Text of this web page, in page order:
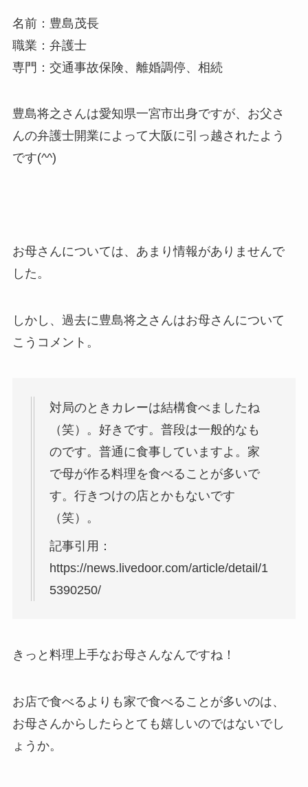
名前：豊島茂長
職業：弁護士
専門：交通事故保険、離婚調停、相続
豊島将之さんは愛知県一宮市出身ですが、お父さ
んの弁護士開業によって大阪に引っ越されたよう
です(^^)
お母さんについては、あまり情報がありませんで
した。
しかし、過去に豊島将之さんはお母さんについて
こうコメント。
対局のときカレーは結構食べましたね
（笑）。好きです。普段は一般的なも
のです。普通に食事していますよ。家
で母が作る料理を食べることが多いで
す。行きつけの店とかもないです
（笑）。
記事引用：
https://news.livedoor.com/article/detail/1
5390250/
きっと料理上手なお母さんなんですね！
お店で食べるよりも家で食べることが多いのは、
お母さんからしたらとても嬉しいのではないでし
ょうか。